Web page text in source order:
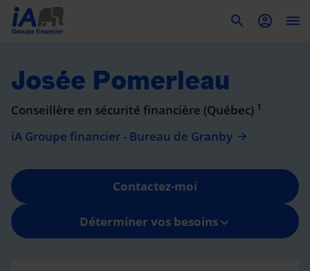
Josée Pomerleau
Conseillère en sécurité financière (Québec) 1
iA Groupe financier - Bureau de Granby
Contactez-moi
Déterminer vos besoins